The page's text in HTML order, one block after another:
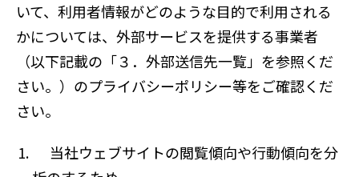
いて、利用者情報がどのような目的で利用される
かについては、外部サービスを提供する事業者
（以下記載の「３．外部送信先一覧」を参照くだ
さい。）のプライバシーポリシー等をご確認くだ
さい。
当社ウェブサイトの閲覧傾向や行動傾向を分